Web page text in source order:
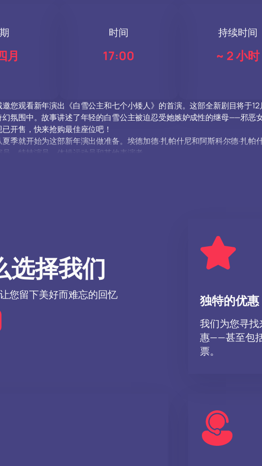
月
时间
17:00
持续时间
~ 2 小时
您观看新年演出《白雪公主和七个小矮人》的首演。这部全新剧目将于
幻氛围中。故事讲述了年轻的白雪公主被迫忍受她嫉妒成性的继母——邪恶
开售，快来抢购最佳座位吧！
季就开始为这部新年演出做准备。埃德加德·扎帕什尼和阿斯科尔德·扎
、特技演员、体操运动员和其他表演者。
奏均为本次演出特别打造。您将见到迷人的白雪公主、善良的七个小矮人
，您可以轻松选择合适的座位并下单。维尔纳茨基马戏团
务购买《白雪公主和七个小矮人》演出门票。
箱的邀请函。我们保证您门票的真实性。
选择我们
您留下美好而难忘的回忆 独特的优惠
我们为您寻
惠——甚至包
票。